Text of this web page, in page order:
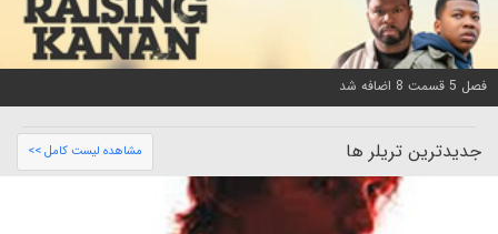
فصل 5 قسمت 8 اضافه شد
جدیدترین تریلر ها مشاهده لیست کامل >>